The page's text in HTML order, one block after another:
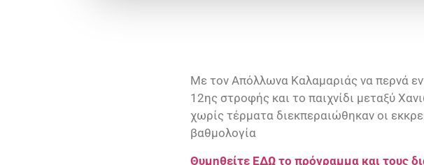
Με τον Απόλλωνα Καλαμαριάς να περνά
12ης στροφής και το παιχνίδι μεταξύ
χωρίς τέρματα διεκπεραιώθηκαν οι
βαθμολογία
Θυμηθείτε ΕΔΩ το πρόγραμμα και τους